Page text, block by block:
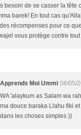
besoin de se casser la tête
barek! En tout cas
récompenses pour ce
vous protège contre tout
Apprends Moi Ummi 08/05/
WA 'alaykum as Salam wa
ma douce baraka Llahu fiki
dans les choses simples ))